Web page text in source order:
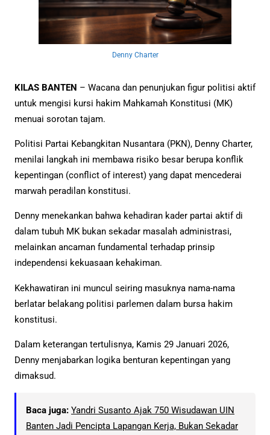
Denny Charter
KILAS BANTEN – Wacana dan penunjukan figur politisi aktif
untuk mengisi kursi hakim Mahkamah Konstitusi (MK)
menuai sorotan tajam.
Politisi Partai Kebangkitan Nusantara (PKN), Denny Charter,
menilai langkah ini membawa risiko besar berupa konflik
kepentingan (conflict of interest) yang dapat mencederai
marwah peradilan konstitusi.
Denny menekankan bahwa kehadiran kader partai aktif di
dalam tubuh MK bukan sekadar masalah administrasi,
melainkan ancaman fundamental terhadap prinsip
independensi kekuasaan kehakiman.
Kekhawatiran ini muncul seiring masuknya nama-nama
berlatar belakang politisi parlemen dalam bursa hakim
konstitusi.
Dalam keterangan tertulisnya, Kamis 29 Januari 2026,
Denny menjabarkan logika benturan kepentingan yang
dimaksud.
Baca juga: Yandri Susanto Ajak 750 Wisudawan UIN
Banten Jadi Pencipta Lapangan Kerja, Bukan Sekadar